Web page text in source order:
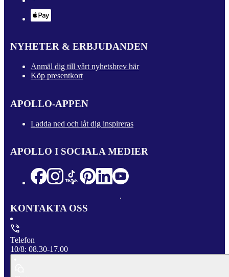
NYHETER & ERBJUDANDEN
Anmäl dig till vårt nyhetsbrev här
Köp presentkort
APOLLO-APPEN
Ladda ned och låt dig inspireras
APOLLO I SOCIALA MEDIER
KONTAKTA OSS
Telefon
10/8: 08.30-17.00